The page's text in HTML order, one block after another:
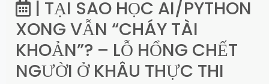
| TẠI SAO HỌC AI/PYTHON
XONG VẪN “CHÁY TÀI
KHOẢN”? – LỖ HỔNG CHẾT
NGƯỜI Ở KHÂU THỰC THI